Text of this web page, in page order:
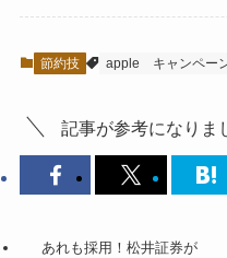
節約技 apple キャンペー
記事が参考になりま
あれも採用！松井証券が